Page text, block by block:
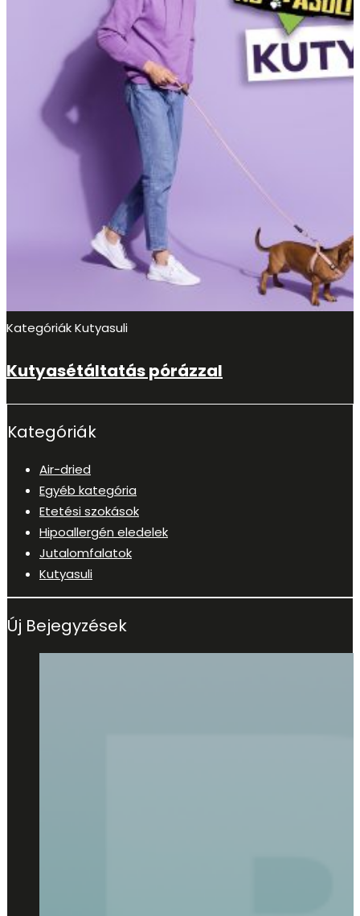
KategóriákKutyasuli
Kutyasétáltatás pórázzal
Kategóriák
Air-dried
Egyéb kategória
Etetési szokások
Hipoallergén eledelek
Jutalomfalatok
Kutyasuli
Új Bejegyzések